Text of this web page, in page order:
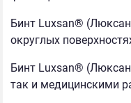
Бинт Luxsan®
округлых
Бинт Luxsan®
так и медицинскими